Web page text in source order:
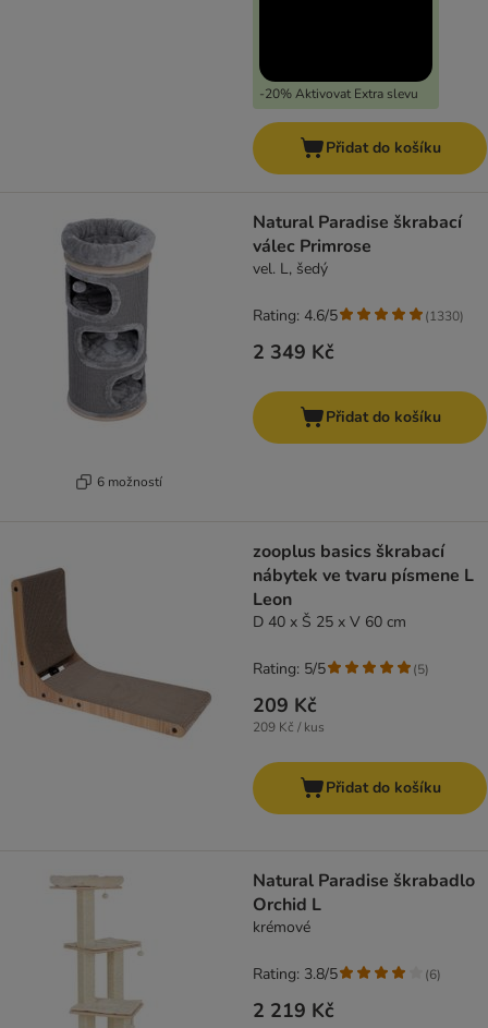
-20% Aktivovat Extra slevu
Přidat do košíku
6 možností
Natural Paradise škrabací
válec Primrose
vel. L, šedý
2 349 Kč
Rating: 4.6/5 (1330)
Přidat do košíku
zooplus basics škrabací
nábytek ve tvaru písmene L
Leon
D 40 x Š 25 x V 60 cm
209 Kč
209 Kč / kus
Rating: 5/5 (5)
Přidat do košíku
Natural Paradise škrabadlo
Orchid L
krémové
2 219 Kč
Rating: 3.8/5 (6)